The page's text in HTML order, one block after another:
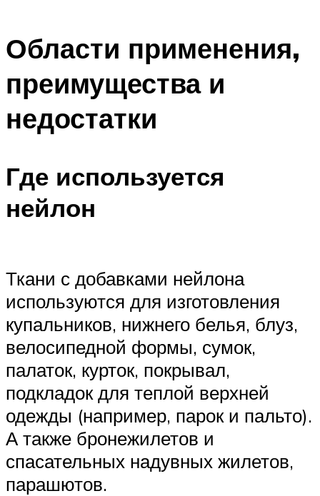
Области применения,
преимущества и
недостатки
Где используется
нейлон
Ткани с добавками нейлона
используются для изготовления
купальников, нижнего белья, блуз,
велосипедной формы, сумок,
палаток, курток, покрывал,
подкладок для теплой верхней
одежды (например, парок и пальто).
А также бронежилетов и
спасательных надувных жилетов,
парашютов.